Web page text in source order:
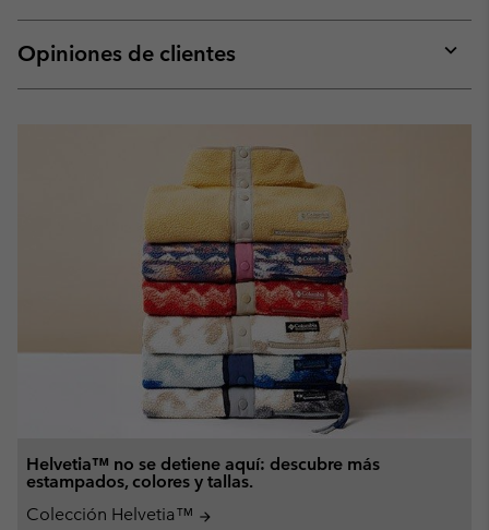
or
Opiniones de clientes
or
Helvetia™ no se detiene aquí: descubre más
estampados, colores y tallas.
Colección Helvetia™ arrow_forward